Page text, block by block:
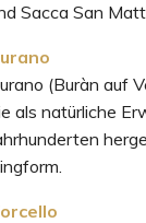
Sacca San
(Buràn auf
als natürliche